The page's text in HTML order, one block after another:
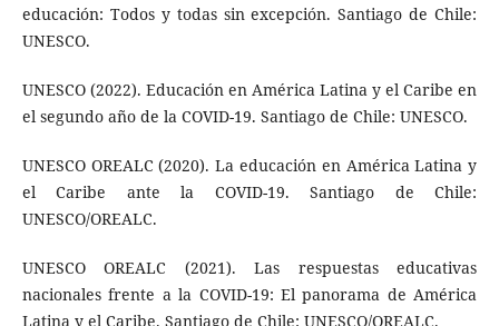
educación: Todos y todas sin excepción. Santiago de Chile:
UNESCO.
UNESCO (2022). Educación en América Latina y el Caribe en
el segundo año de la COVID-19. Santiago de Chile: UNESCO.
UNESCO OREALC (2020). La educación en América Latina y
el Caribe ante la COVID-19. Santiago de Chile:
UNESCO/OREALC.
UNESCO OREALC (2021). Las respuestas educativas
nacionales frente a la COVID-19: El panorama de América
Latina y el Caribe. Santiago de Chile: UNESCO/OREALC.